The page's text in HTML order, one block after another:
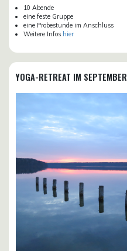
10 Abende
eine feste Gruppe
eine Probestunde im Anschluss
Weitere Infos hier
YOGA-RETREAT IM SEPTEMBER